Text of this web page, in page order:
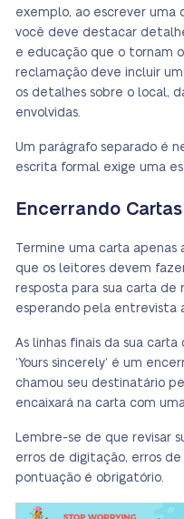
exemplo, ao escrever uma
você deve destacar
e educação que o tornam
reclamação deve incluir
os detalhes sobre o local,
envolvidas.
Um parágrafo separado é
escrita formal exige uma
Encerrando
Termine uma carta
que os leitores devem
resposta para sua carta
esperando pela entrevista
As linhas finais da sua
‘Yours sincerely’ é um
chamou seu destinatário
encaixará na carta com
Lembre-se de que revisar
erros de digitação, erros
pontuação é obrigatório.